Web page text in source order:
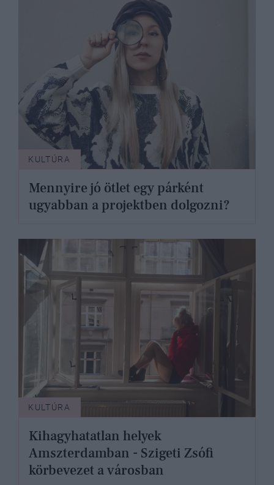
KULTÚRA
Mennyire jó ötlet egy párként
ugyabban a projektben dolgozni?
KULTÚRA
Kihagyhatatlan helyek
Amszterdamban - Szigeti Zsófi
körbevezet a városban